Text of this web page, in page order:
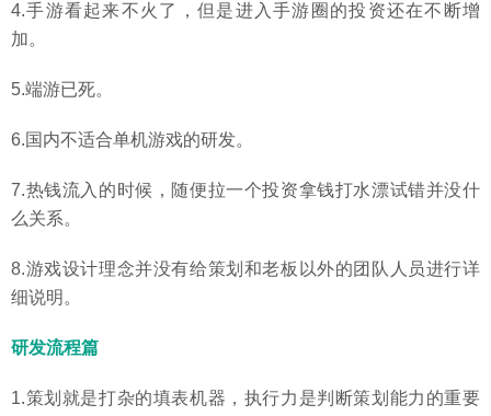
4.手游看起来不火了，但是进入手游圈的投资还在不断增
加。
5.端游已死。
6.国内不适合单机游戏的研发。
7.热钱流入的时候，随便拉一个投资拿钱打水漂试错并没什
么关系。
8.游戏设计理念并没有给策划和老板以外的团队人员进行详
细说明。
研发流程篇
1.策划就是打杂的填表机器，执行力是判断策划能力的重要